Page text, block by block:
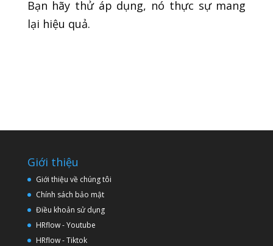
Bạn hãy thử áp dụng, nó thực sự mang
lại hiệu quả.
Giới thiệu
Giới thiệu về chúng tôi
Chính sách bảo mật
Điều khoản sử dụng
HRflow - Youtube
HRflow - Tiktok